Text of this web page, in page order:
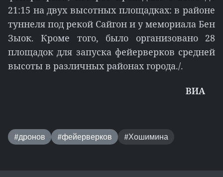
21:15 на двух высотных площадках: в районе
туннеля под рекой Сайгон и у мемориала Бен
Зыок. Кроме того, было организовано 28
площадок для запуска фейерверков средней
высоты в различных районах города./.
ВИА
#дронов #фейерверков #Хошимина